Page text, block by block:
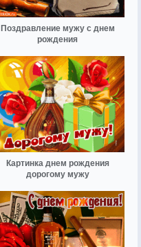
Поздравление мужу с днем
рождения
Картинка днем рождения
дорогому мужу